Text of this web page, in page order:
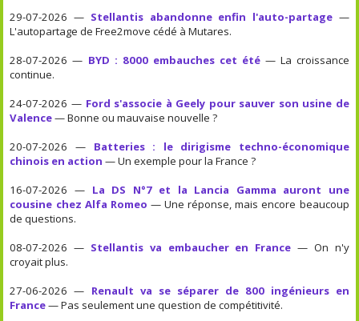
29-07-2026 — Stellantis abandonne enfin l'auto-partage—
L'autopartage de Free2move cédé à Mutares.
28-07-2026 — BYD : 8000 embauches cet été— La croissance
continue.
24-07-2026 — Ford s'associe à Geely pour sauver son usine de
Valence— Bonne ou mauvaise nouvelle ?
20-07-2026 — Batteries : le dirigisme techno-économique
chinois en action — Un exemple pour la France ?
16-07-2026 — La DS N°7 et la Lancia Gamma auront une
cousine chez Alfa Romeo — Une réponse, mais encore beaucoup
de questions.
08-07-2026 — Stellantis va embaucher en France — On n'y
croyait plus.
27-06-2026 — Renault va se séparer de 800 ingénieurs en
France— Pas seulement une question de compétitivité.